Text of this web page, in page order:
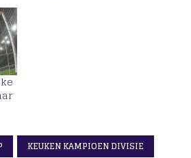
KEUKEN KAMPIOEN DIVISIE